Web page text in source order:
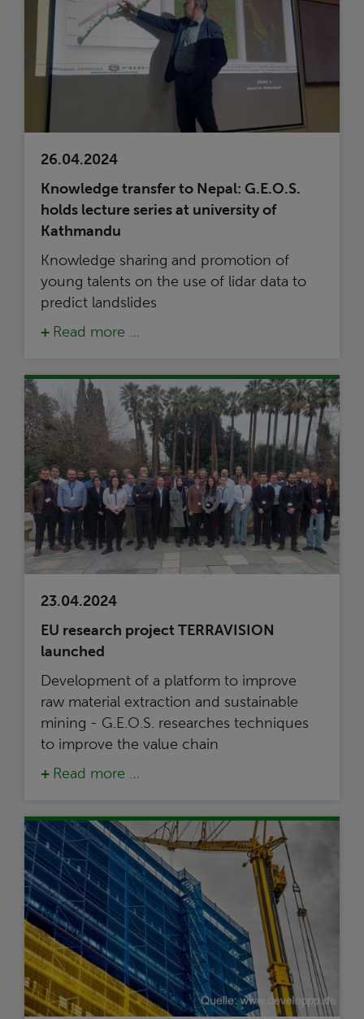
26.04.2024
Knowledge transfer to Nepal: G.E.O.S.
holds lecture series at university of
Kathmandu
Knowledge sharing and promotion of
young talents on the use of lidar data to
predict landslides
Read more …
23.04.2024
EU research project TERRAVISION
launched
Development of a platform to improve
raw material extraction and sustainable
mining - G.E.O.S. researches techniques
to improve the value chain
Read more …